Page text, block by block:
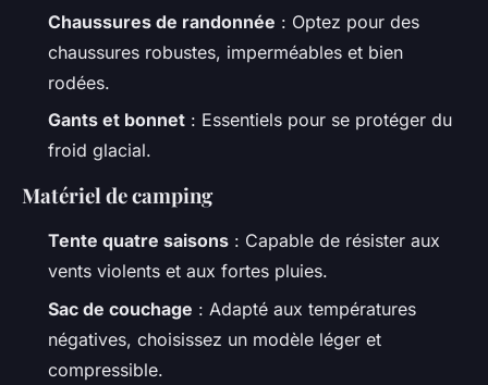
Chaussures de randonnée : Optez pour des
chaussures robustes, imperméables et bien
rodées.
Gants et bonnet : Essentiels pour se protéger du
froid glacial.
Matériel de camping
Tente quatre saisons : Capable de résister aux
vents violents et aux fortes pluies.
Sac de couchage : Adapté aux températures
négatives, choisissez un modèle léger et
compressible.